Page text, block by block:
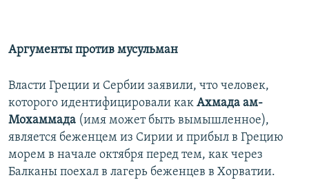
Аргументы против мусульман
Власти Греции и Сербии заявили, что человек,
которого идентифицировали как Ахмада ам-
Мохаммада (имя может быть вымышленное),
является беженцем из Сирии и прибыл в Грецию
морем в начале октября перед тем, как через
Балканы поехал в лагерь беженцев в Хорватии.